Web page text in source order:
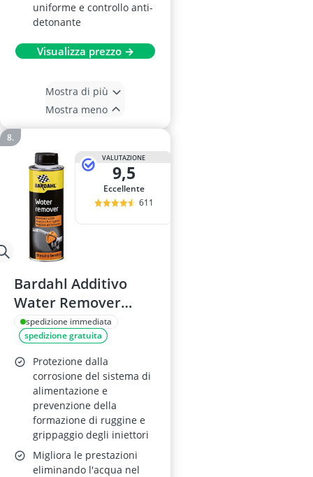
uniforme e controllo anti-
detonante
Visualizza prezzo →
Mostra di più
Mostra meno
VALUTAZIONE
9,5
Eccellente
611
Bardahl Additivo
Water Remover
300ml
spedizione immediata
spedizione gratuita
Protezione dalla
corrosione del sistema di
alimentazione e
prevenzione della
formazione di ruggine e
grippaggio degli iniettori
Migliora le prestazioni
eliminando l'acqua nel